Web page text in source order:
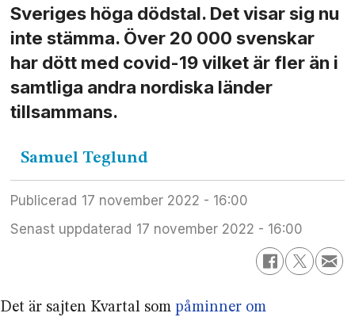
Sveriges höga dödstal. Det visar sig nu
inte stämma. Över 20 000 svenskar
har dött med covid-19 vilket är fler än i
samtliga andra nordiska länder
tillsammans.
Samuel Teglund
Publicerad
17 november 2022 - 16:00
Senast uppdaterad
17 november 2022 - 16:00
Det är sajten Kvartal som påminner om